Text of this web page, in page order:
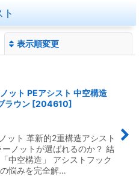
表示順変更
込む
ット PEアシスト 中空構造
ラウン [204610]
ット 革新的2重構造アシスト
ノットが選ばれるのか？ 結
中空構造」 アシストフック
悩みを完全解…